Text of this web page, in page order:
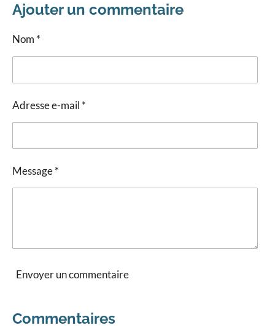
Ajouter un commentaire
Nom *
Adresse e-mail *
Message *
Envoyer un commentaire
Commentaires